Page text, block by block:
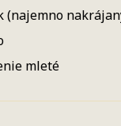
(najemno
mleté